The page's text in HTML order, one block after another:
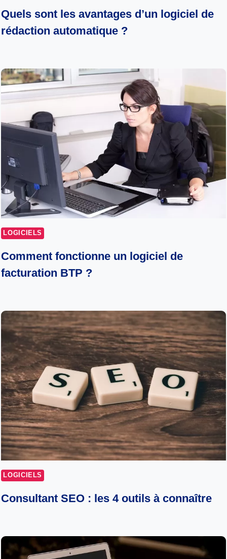
Quels sont les avantages d’un logiciel de
rédaction automatique ?
LOGICIELS
Comment fonctionne un logiciel de
facturation BTP ?
LOGICIELS
Consultant SEO : les 4 outils à connaître